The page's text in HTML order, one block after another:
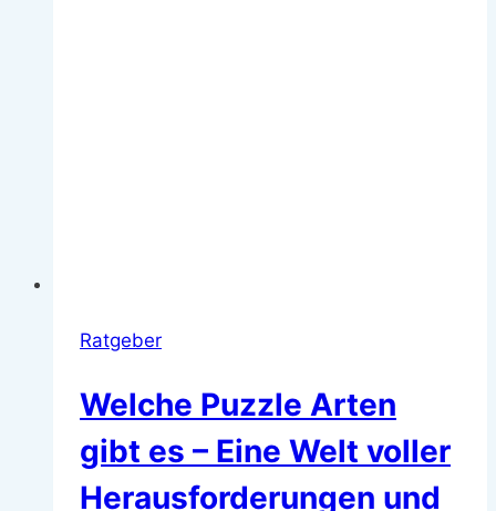
Ratgeber
Welche Puzzle Arten
gibt es – Eine Welt voller
Herausforderungen und